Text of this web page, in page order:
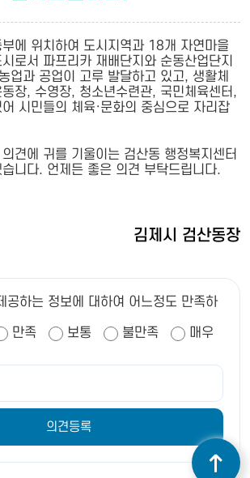
에 위치하여 도시지역과 18개 자연마을
로서 파프리카 재배단지와 순동산업단지
업과 공업이 고루 발달하고 있고, 생활체
장, 수영장, 청소년수련관, 국민체육센터,
시민들의 체육·문화의 중심으로 자리잡
견에 귀를 기울이는 검산동 행정복지센터
니다. 언제든 좋은 의견 부탁드립니다.
김제시 검산동장
공하는 정보에 대하여 어느정도 만족하
만족 보통 불만족
매우